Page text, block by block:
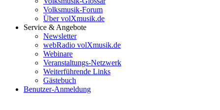
Volksmusik-Forum
Über volXmusik.de
Service & Angebote
Newsletter
webRadio volXmusik.de
Webinare
Veranstaltungs-Netzwerk
Weiterführende Links
Gästebuch
Benutzer-Anmeldung